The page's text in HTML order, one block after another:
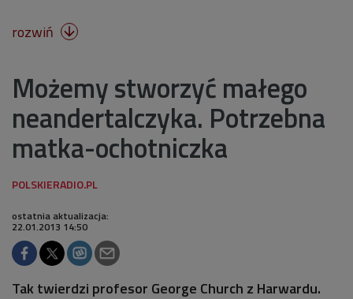
rozwiń 
Możemy stworzyć małego
neandertalczyka. Potrzebna
matka-ochotniczka
ostatnia aktualizacja:
22.01.2013 14:50
Tak twierdzi profesor George Church z Harwardu.